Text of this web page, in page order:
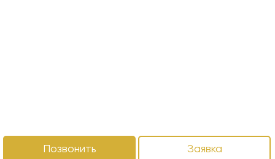
Позвонить Заявка